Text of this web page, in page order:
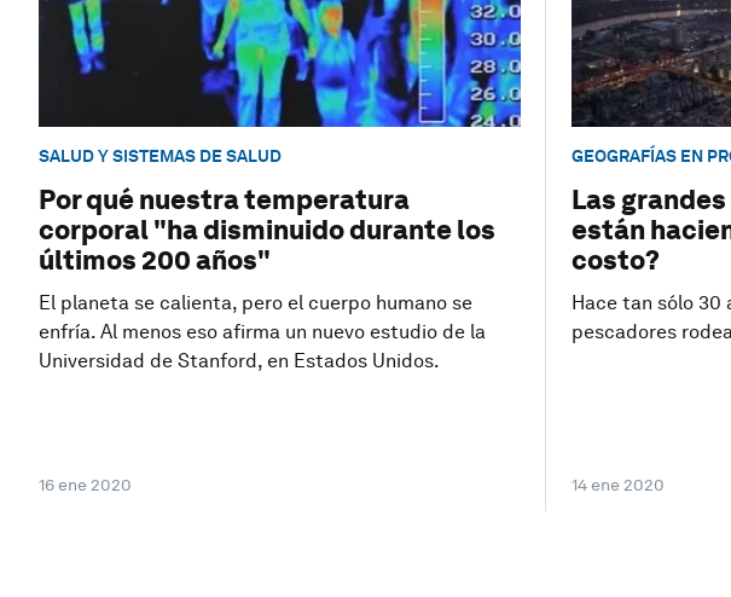
SALUD Y SISTEMAS DE SALUD
Por qué nuestra temperatura
corporal "ha disminuido durante los
últimos 200 años"
El planeta se calienta, pero el cuerpo humano se
enfría. Al menos eso afirma un nuevo estudio de la
Universidad de Stanford, en Estados Unidos.
16 ene 2020
GEOGRAFÍAS EN
Las
están
costo?
Hace tan sólo 30
pescadores
14 ene 2020